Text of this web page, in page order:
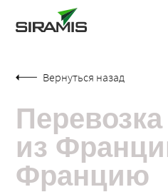
Вернуться назад
Перевозка
из
Францию